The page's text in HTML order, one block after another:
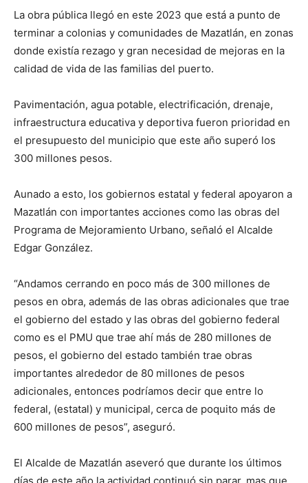
La obra pública llegó en este 2023 que está a punto de
terminar a colonias y comunidades de Mazatlán, en zonas
donde existía rezago y gran necesidad de mejoras en la
calidad de vida de las familias del puerto.
Pavimentación, agua potable, electrificación, drenaje,
infraestructura educativa y deportiva fueron prioridad en
el presupuesto del municipio que este año superó los
300 millones pesos.
Aunado a esto, los gobiernos estatal y federal apoyaron a
Mazatlán con importantes acciones como las obras del
Programa de Mejoramiento Urbano, señaló el Alcalde
Edgar González.
“Andamos cerrando en poco más de 300 millones de
pesos en obra, además de las obras adicionales que trae
el gobierno del estado y las obras del gobierno federal
como es el PMU que trae ahí más de 280 millones de
pesos, el gobierno del estado también trae obras
importantes alrededor de 80 millones de pesos
adicionales, entonces podríamos decir que entre lo
federal, (estatal) y municipal, cerca de poquito más de
600 millones de pesos”, aseguró.
El Alcalde de Mazatlán aseveró que durante los últimos